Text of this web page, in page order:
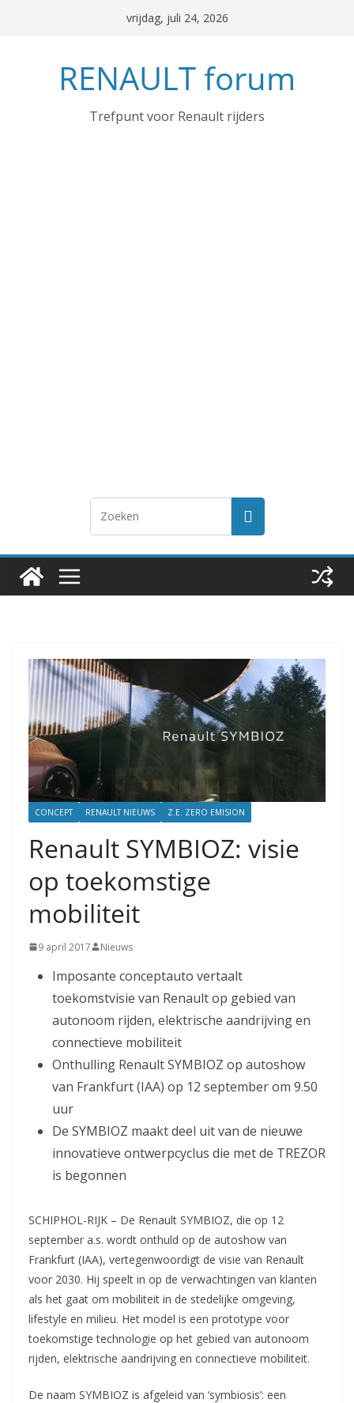
vrijdag, juli 24, 2026
RENAULT forum
Trefpunt voor Renault rijders
CONCEPT RENAULT NIEUWS Z.E. ZERO EMISION
Renault SYMBIOZ: visie
op toekomstige
mobiliteit
9 april 2017 Nieuws
Imposante conceptauto vertaalt
toekomstvisie van Renault op gebied van
autonoom rijden, elektrische aandrijving en
connectieve mobiliteit
Onthulling Renault SYMBIOZ op autoshow
van Frankfurt (IAA) op 12 september om 9.50
uur
De SYMBIOZ maakt deel uit van de nieuwe
innovatieve ontwerpcyclus die met de TREZOR
is begonnen
SCHIPHOL-RIJK – De Renault SYMBIOZ, die op 12
september a.s. wordt onthuld op de autoshow van
Frankfurt (IAA), vertegenwoordigt de visie van Renault
voor 2030. Hij speelt in op de verwachtingen van klanten
als het gaat om mobiliteit in de stedelijke omgeving,
lifestyle en milieu. Het model is een prototype voor
toekomstige technologie op het gebied van autonoom
rijden, elektrische aandrijving en connectieve mobiliteit.
De naam SYMBIOZ is afgeleid van ‘symbiosis’: een